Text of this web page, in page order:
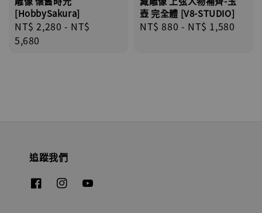
[HobbySakura]
Regular
price
NT$ 2,280 - NT$
5,680
壺 完全體 [V8-STUDIO]
Regular
NT$ 880 - NT$ 1,580
追蹤我們